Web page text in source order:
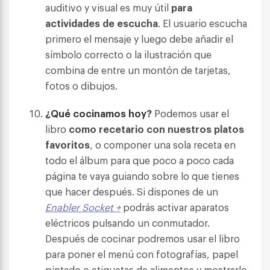
auditivo y visual es muy útil para
actividades de escucha. El usuario escucha
primero el mensaje y luego debe añadir el
símbolo correcto o la ilustración que
combina de entre un montón de tarjetas,
fotos o dibujos.
¿Qué cocinamos hoy? Podemos usar el
libro como recetario con nuestros platos
favoritos, o componer una sola receta en
todo el álbum para que poco a poco cada
página te vaya guiando sobre lo que tienes
que hacer después. Si dispones de un
Enabler Socket +podrás activar aparatos
eléctricos pulsando un conmutador.
Después de cocinar podremos usar el libro
para poner el menú con fotografías, papel